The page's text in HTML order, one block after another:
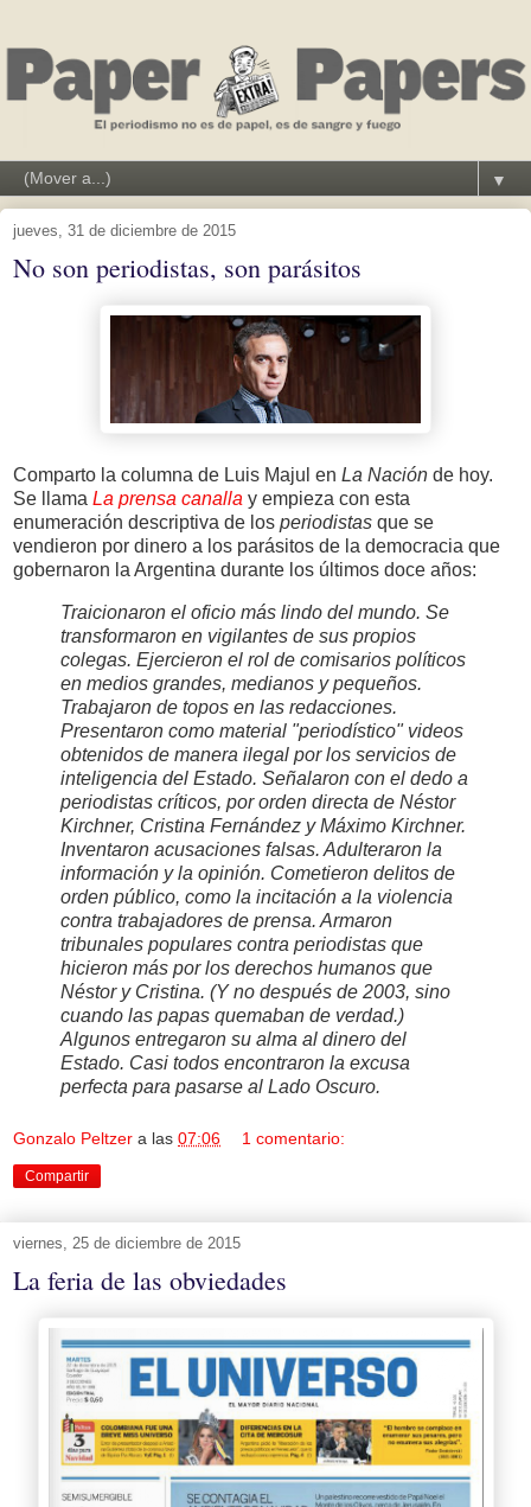
▼
jueves, 31 de diciembre de 2015
No son periodistas, son parásitos
Comparto la columna de Luis Majul en La Nación de hoy.
Se llama La prensa canalla y empieza con esta
enumeración descriptiva de los periodistas que se
vendieron por dinero a los parásitos de la democracia que
gobernaron la Argentina durante los últimos doce años:
Traicionaron el oficio más lindo del mundo. Se
transformaron en vigilantes de sus propios
colegas. Ejercieron el rol de comisarios políticos
en medios grandes, medianos y pequeños.
Trabajaron de topos en las redacciones.
Presentaron como material "periodístico" videos
obtenidos de manera ilegal por los servicios de
inteligencia del Estado. Señalaron con el dedo a
periodistas críticos, por orden directa de Néstor
Kirchner, Cristina Fernández y Máximo Kirchner.
Inventaron acusaciones falsas. Adulteraron la
información y la opinión. Cometieron delitos de
orden público, como la incitación a la violencia
contra trabajadores de prensa. Armaron
tribunales populares contra periodistas que
hicieron más por los derechos humanos que
Néstor y Cristina. (Y no después de 2003, sino
cuando las papas quemaban de verdad.)
Algunos entregaron su alma al dinero del
Estado. Casi todos encontraron la excusa
perfecta para pasarse al Lado Oscuro.
Gonzalo Peltzer a las 07:06 1 comentario:
Compartir
viernes, 25 de diciembre de 2015
La feria de las obviedades